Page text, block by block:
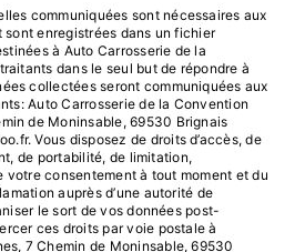
communiquées sont nécessaires aux
enregistrées dans un fichier
à Auto Carrosserie de la
dans le seul but de répondre à
collectées seront communiquées aux
Auto Carrosserie de la Convention
de Moninsable, 69530 Brignais
Vous disposez de droits d’accès, de
de portabilité, de limitation,
votre consentement à tout moment et du
auprès d’une autorité de
le sort de vos données post-
ces droits par voie postale à
7 Chemin de Moninsable, 69530